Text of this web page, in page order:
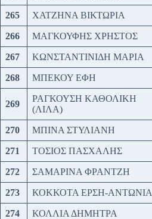
265 ΧΑΤΖΗΝΑ ΒΙΚΤΩΡΙΑ
266 ΜΑΓΚΟΥΦΗΣ ΧΡΗΣΤΟΣ
267 ΚΩΝΣΤΑΝΤΙΝΙΔΗ ΜΑΡΙΑ
268 ΜΠΕΚΟΥ ΕΦΗ
269
ΡΑΓΚΟΥΣΗ ΚΑΘΟΛΙΚΗ
(ΛΙΛΑ)
270 ΜΠΙΝΑ ΣΤΥΛΙΑΝΗ
271 ΤΟΣΙΟΣ ΠΑΣΧΑΛΗΣ
272 ΣΑΜΑΡΙΝΑ ΦΡΑΝΤΖΗ
273 ΚΟΚΚΟΤΑ ΕΡΣΗ-ΑΝΤΩΝΙΑ
274 ΚΟΛΛΙΑ ΔΗΜΗΤΡΑ